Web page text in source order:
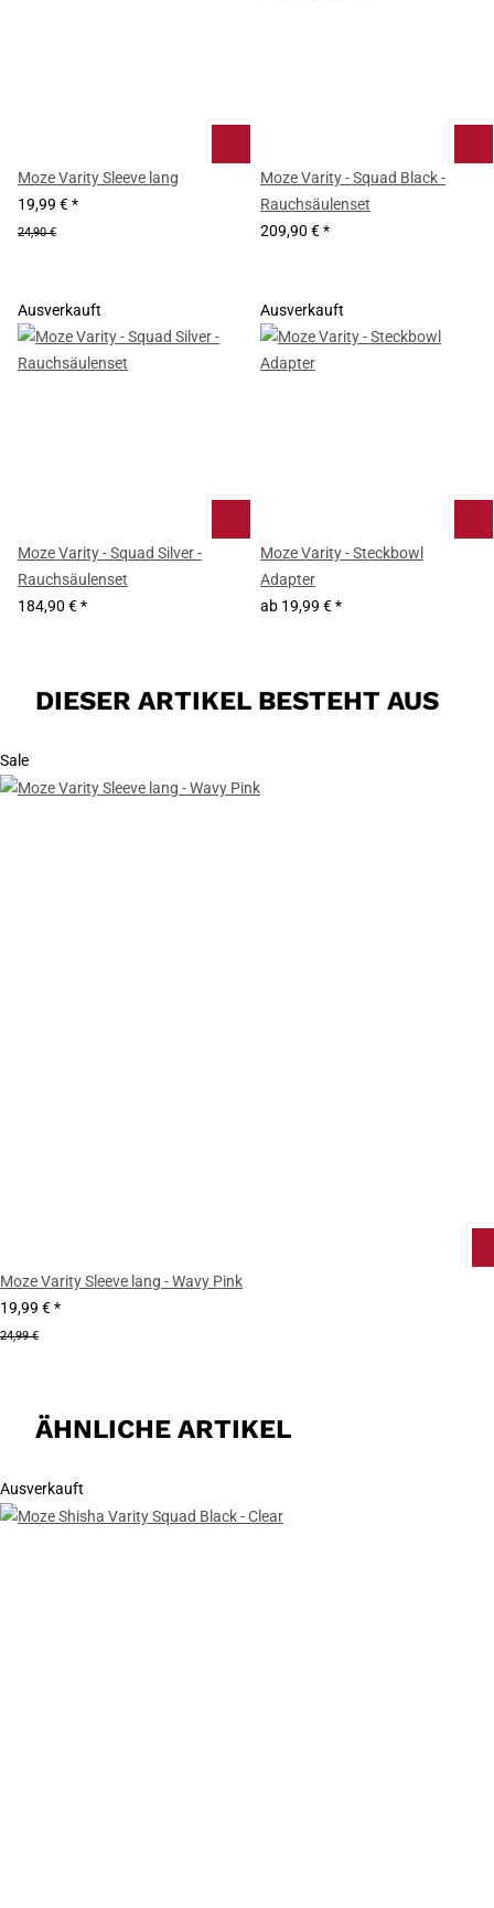
Moze Varity Sleeve lang
19,99 €*
24,90 €
Moze Varity - Squad Black -
Rauchsäulenset
209,90 €*
Ausverkauft
Moze Varity - Squad Silver -
Rauchsäulenset
184,90 €*
Ausverkauft
Moze Varity - Steckbowl
Adapter
ab 19,99 €*
DIESER ARTIKEL BESTEHT AUS
Sale
Moze Varity Sleeve lang - Wavy Pink
19,99 €*
24,99 €
ÄHNLICHE ARTIKEL
Ausverkauft